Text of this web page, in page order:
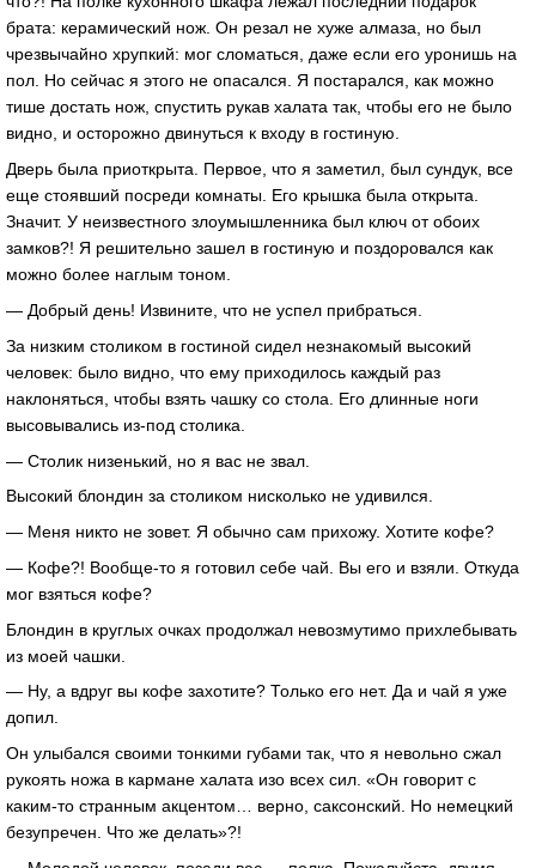
брата: керамический нож. Он резал не хуже алмаза, но был
чрезвычайно хрупкий: мог сломаться, даже если его уронишь на
пол. Но сейчас я этого не опасался. Я постарался, как можно
тише достать нож, спустить рукав халата так, чтобы его не было
видно, и осторожно двинуться к входу в гостиную.
Дверь была приоткрыта. Первое, что я заметил, был сундук, все
еще стоявший посреди комнаты. Его крышка была открыта.
Значит. У неизвестного злоумышленника был ключ от обоих
замков?! Я решительно зашел в гостиную и поздоровался как
можно более наглым тоном.
— Добрый день! Извините, что не успел прибраться.
За низким столиком в гостиной сидел незнакомый высокий
человек: было видно, что ему приходилось каждый раз
наклоняться, чтобы взять чашку со стола. Его длинные ноги
высовывались из-под столика.
— Столик низенький, но я вас не звал.
Высокий блондин за столиком нисколько не удивился.
— Меня никто не зовет. Я обычно сам прихожу. Хотите кофе?
— Кофе?! Вообще-то я готовил себе чай. Вы его и взяли. Откуда
мог взяться кофе?
Блондин в круглых очках продолжал невозмутимо прихлебывать
из моей чашки.
— Ну, а вдруг вы кофе захотите? Только его нет. Да и чай я уже
допил.
Он улыбался своими тонкими губами так, что я невольно сжал
рукоять ножа в кармане халата изо всех сил. «Он говорит с
каким-то странным акцентом… верно, саксонский. Но немецкий
безупречен. Что же делать»?!